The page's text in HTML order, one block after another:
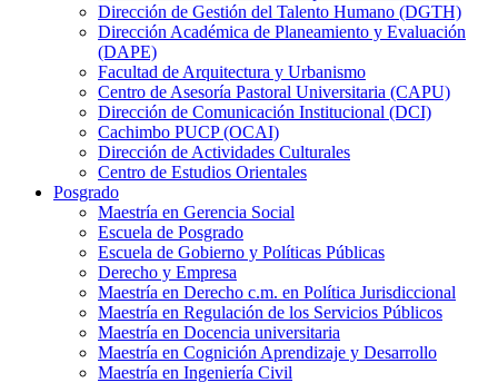
Dirección de Gestión del Talento Humano (DGTH)
Dirección Académica de Planeamiento y Evaluación
(DAPE)
Facultad de Arquitectura y Urbanismo
Centro de Asesoría Pastoral Universitaria (CAPU)
Dirección de Comunicación Institucional (DCI)
Cachimbo PUCP (OCAI)
Dirección de Actividades Culturales
Centro de Estudios Orientales
Posgrado
Maestría en Gerencia Social
Escuela de Posgrado
Escuela de Gobierno y Políticas Públicas
Derecho y Empresa
Maestría en Derecho c.m. en Política Jurisdiccional
Maestría en Regulación de los Servicios Públicos
Maestría en Docencia universitaria
Maestría en Cognición Aprendizaje y Desarrollo
Maestría en Ingeniería Civil